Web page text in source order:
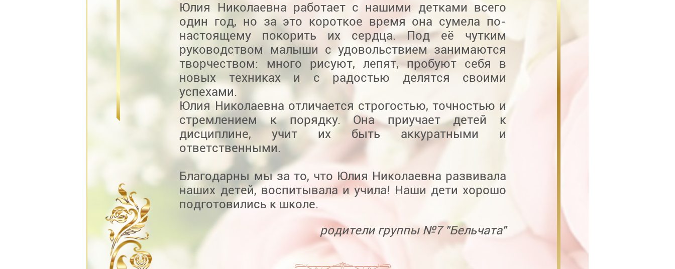
Юлия Николаевна работает с нашими детками всего
один год, но за это короткое время она сумела по-
настоящему покорить их сердца. Под её чутким
руководством малыши с удовольствием занимаются
творчеством: много рисуют, лепят, пробуют себя в
новых техниках и с радостью делятся своими
успехами.
Юлия Николаевна отличается строгостью, точностью и
стремлением к порядку. Она приучает детей к
дисциплине, учит их быть аккуратными и
ответственными.
Благодарны мы за то, что Юлия Николаевна развивала
наших детей, воспитывала и учила! Наши дети хорошо
подготовились к школе.
родители группы №7 "Бельчата"